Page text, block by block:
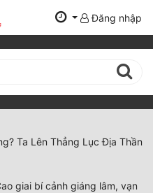
Đăng nhập
Ta Lên Thẳng Lục Địa Thần
giai bí cảnh giáng lâm, vạn